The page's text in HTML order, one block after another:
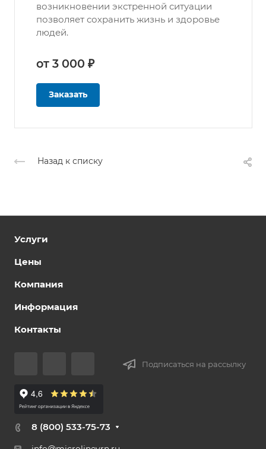
возникновении экстренной ситуации
позволяет сохранить жизнь и здоровье
людей.
от 3 000 ₽
Заказать
Назад к списку
Услуги
Цены
Компания
Информация
Контакты
Подписаться на рассылку
8 (800) 533-75-73